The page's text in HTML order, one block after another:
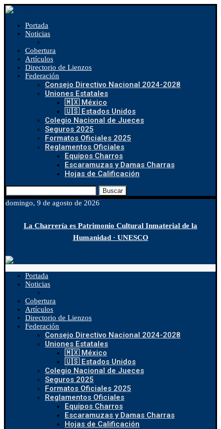
Portada
Noticias
Cobertura
Artículos
Directorio de Lienzos
Federación
Consejo Directivo Nacional 2024-2028
Uniones Estatales
🇲🇽 México
🇺🇸 Estados Unidos
Colegio Nacional de Jueces
Seguros 2025
Formatos Oficiales 2025
Reglamentos Oficiales
Equipos Charros
Escaramuzas y Damas Charras
Hojas de Calificación
Buscar
domingo, 9 de agosto de 2026
La Charrería es Patrimonio Cultural Inmaterial de la
Humanidad · UNESCO
Portada
Noticias
Cobertura
Artículos
Directorio de Lienzos
Federación
Consejo Directivo Nacional 2024-2028
Uniones Estatales
🇲🇽 México
🇺🇸 Estados Unidos
Colegio Nacional de Jueces
Seguros 2025
Formatos Oficiales 2025
Reglamentos Oficiales
Equipos Charros
Escaramuzas y Damas Charras
Hojas de Calificación